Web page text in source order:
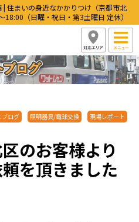
住まいの身近なかかりつけ（京都市北
（日曜・祝日・第3土曜日 定休）
ブログ 照明器具/電球交換 現場レポート
のお客様より
を頂きました